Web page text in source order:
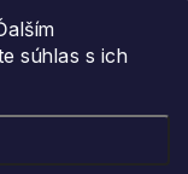
súhlas s ich
údajov